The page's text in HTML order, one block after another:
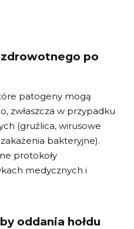
po
patogeny mogą
zwłaszcza w przypadku
(gruźlica, wirusowe
bakteryjne).
protokoły
medycznych i
oddania hołdu